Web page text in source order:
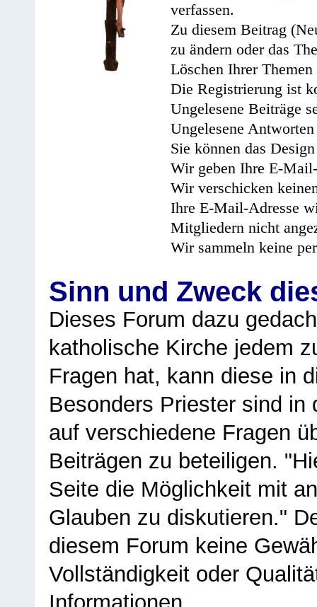
verfassen.
Zu diesem Beitrag
zu ändern oder das
Löschen Ihrer
Die Registrierung ist
Ungelesene Beiträge
Ungelesene
Sie können das
Wir geben Ihre E-
Wir verschicken
Ihre E-Mail-Adresse
Mitgliedern nicht
Wir sammeln keine
Sinn und Zweck
Dieses Forum dazu
katholische Kirche jedem
Fragen hat, kann diese in
Besonders Priester sind in
auf verschiedene Fragen
Beiträgen zu beteiligen.
Seite die Möglichkeit mit
Glauben zu diskutieren."
diesem Forum keine
Vollständigkeit oder